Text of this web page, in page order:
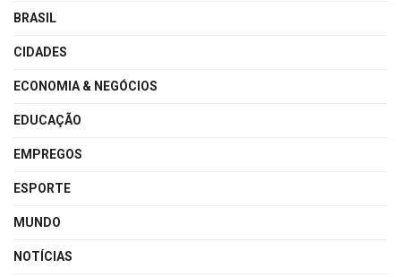
BRASIL
CIDADES
ECONOMIA & NEGÓCIOS
EDUCAÇÃO
EMPREGOS
ESPORTE
MUNDO
NOTÍCIAS